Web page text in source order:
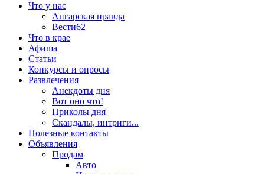
Что у нас
Ангарская правда
Вести62
Что в крае
Афиша
Статьи
Конкурсы и опросы
Развлечения
Анекдоты дня
Вот оно что!
Приколы дня
Скандалы, интриги...
Полезные контакты
Объявления
Продам
Авто